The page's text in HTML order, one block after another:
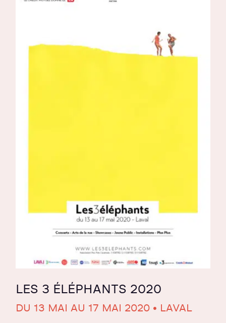
LES 3 ÉLÉPHANTS 2020
DU 13 MAI AU 17 MAI 2020 • LAVAL